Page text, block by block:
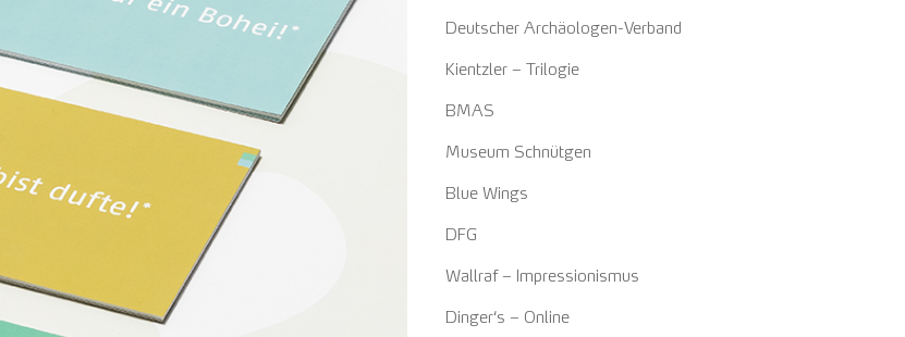
Deutscher Archäologen-Verband
Kientzler – Trilogie
BMAS
Museum Schnütgen
Blue Wings
DFG
Wallraf – Impressionismus
Dinger‘s – Online